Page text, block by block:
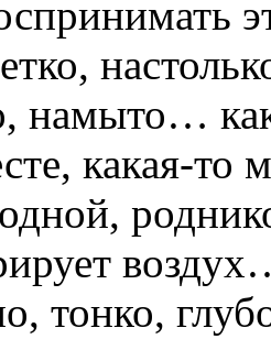
намыто…
какая-
тонко,